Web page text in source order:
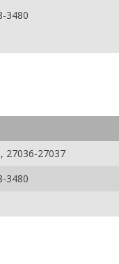
3480
27036-27037
3480